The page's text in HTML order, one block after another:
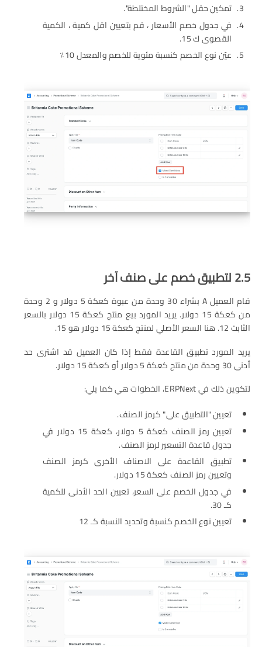
تمكين حقل "الشروط المختلطة".
في جدول خصم الأسعار ، قم بتعيين اقل كمية ، الكمية
القصوى ك 15.
عيّن نوع الخصم كنسبة مئوية للخصم والمعدل 10٪
2.5 لتطبيق خصم على صنف آخر
قام العميل A بشراء 30 وحدة من عبوة كعكة 5 دولار و 2 وحدة
من كعكة 15 دولار. يريد المورد بيع منتج كعكة 15 دولار بالسعر
الثابت 12. هنا السعر الأصلي لمنتج كعكة 15 دولار هو 15.
يريد المورد تطبيق القاعدة فقط إذا كان العميل قد اشترى حد
أدنى 30 وحدة من منتج كعكة 5 دولار أو كعكة 15 دولار.
لتكوين ذلك في ERPNext، الخطوات هي كما يلي:
تعيين "التطبيق على" كرمز الصنف.
تعيين رمز الصنف كعكة 5 دولار، كعكة 15 دولار في
جدول قاعدة التسعير لرمز الصنف.
تطبيق القاعدة على الاصناف الأخرى كرمز الصنف
وتعيين رمز الصنف كعكة 15 دولار.
في جدول الخصم على السعر، تعيين الحد الأدنى للكمية
كـ 30.
تعيين نوع الخصم كنسبة وتحديد النسبة كـ 12